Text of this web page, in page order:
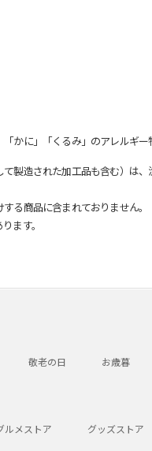
かに」「くるみ」のアレルギー
製造された加工品も含む）は
る商品に含まれておりません。
ます。
敬老の日 お歳暮
ルメストア グッズストア